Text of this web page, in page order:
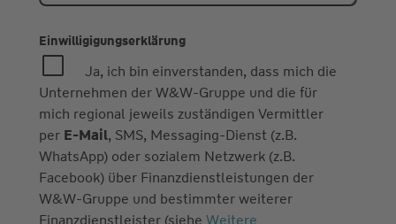
Einwilligigungserklärung
Ja, ich bin einverstanden, dass mich die
Unternehmen der W&W-Gruppe und die für
mich regional jeweils zuständigen Vermittler
per E-Mail, SMS, Messaging-Dienst (z.B.
WhatsApp) oder sozialem Netzwerk (z.B.
Facebook) über Finanzdienstleistungen der
W&W-Gruppe und bestimmter weiterer
Finanzdienstleister (siehe Weitere